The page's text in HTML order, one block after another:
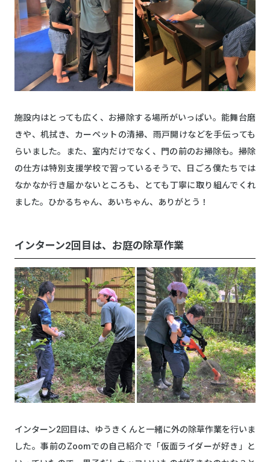
施設内はとっても広く、お掃除する場所がいっぱい。能舞台磨
きや、机拭き、カーペットの清掃、雨戸開けなどを手伝っても
らいました。また、室内だけでなく、門の前のお掃除も。掃除
の仕方は特別支援学校で習っているそうで、日ごろ僕たちでは
なかなか行き届かないところも、とても丁寧に取り組んでくれ
ました。ひかるちゃん、あいちゃん、ありがとう！
インターン2回目は、お庭の除草作業
インターン2回目は、ゆうきくんと一緒に外の除草作業を行いま
した。事前のZoomでの自己紹介で「仮面ライダーが好き」と